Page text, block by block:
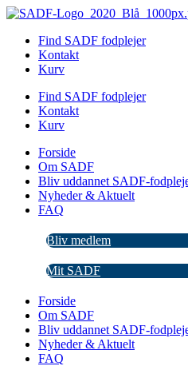
Videre
indholdFind SADF fodplejer
Kontakt
Kurv
Find SADF fodplejer
Kontakt
Kurv
Forside
Om SADF
Bliv uddannet SADF-
Nyheder & Aktuelt
FAQ
Bliv medlem
Mit SADF
Forside
Om SADF
Bliv uddannet SADF-
Nyheder & Aktuelt
FAQ